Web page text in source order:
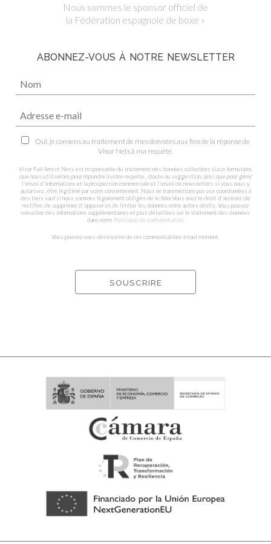
Nous sommes le sponsor officiel de
la Fédération espagnole de boxe »
ABONNEZ-VOUS À NOTRE NEWSLETTER
Oui, je consens au traitement de mes données aux fins de la réponse de
Visor Nets à ma requête.
Visor Fall Arrest Nets est responsable du traitement des données collectées via ce formulaire,
que nous utiliserons pour répondre à votre requête , doute ou suggestion, ainsi que pour gérer
l'envoi d'informations et la prospection commerciale et l'envoi de newsletters si vous nous y
autorisez , être légitimé par votre consentement. Nous ne transmettons pas vos coordonnées à
des tiers sauf si nous sommes légalement obligés de le faire.Vous avez le droit d'accéder, de
rectifier, de supprimer, d'opposer et de limiter les données entre autres droits. Vous pouvez
consulter des informations supplémentaires et plus détaillées sur le traitement des données
dans notre Politique de confidentialité
Vous pouvez vous désinscrire de ces communications à tout moment.